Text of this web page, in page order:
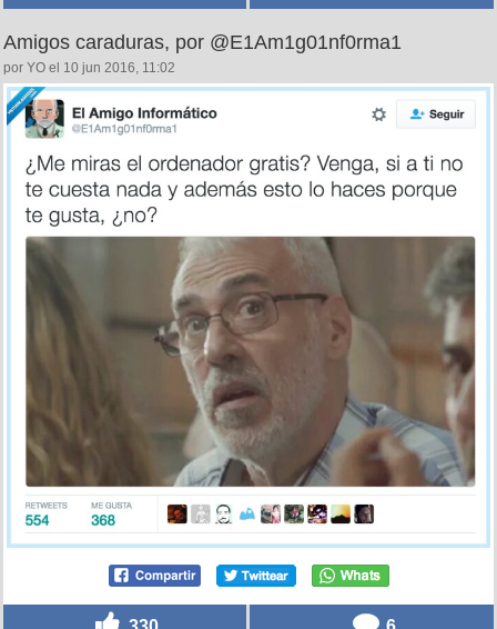
Amigos caraduras, por @E1Am1g01nf0rma1
por YO el 10 jun 2016, 11:02